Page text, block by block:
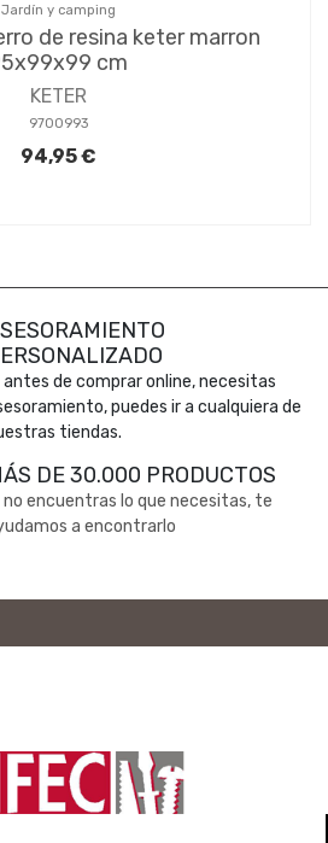
Jardín y camping
de resina keter marron
cm
KETER
9700993
94,95 €
antes de comprar online, necesitas
puedes ir a cualquiera de
tiendas.
DE 30.000 PRODUCTOS
no encuentras lo que necesitas, te
a encontrarlo